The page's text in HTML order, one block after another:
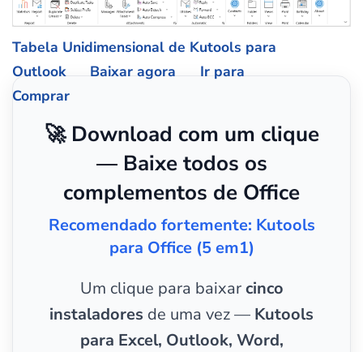
Tabela Unidimensional de Kutools para
Outlook
Baixar agora
Ir para
Comprar
🚀 Download com um clique
— Baixe todos os
complementos de Office
Recomendado fortemente: Kutools
para Office (5 em1)
Um clique para baixarcinco
instaladores de uma vez — Kutools
para Excel, Outlook, Word,